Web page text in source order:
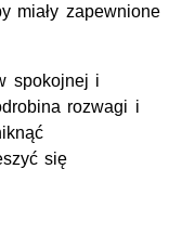
miały zapewnione
spokojnej i
rozwagi i
się